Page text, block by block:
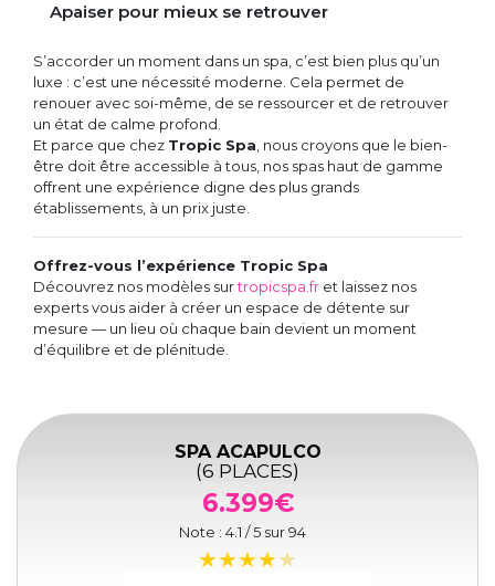
Apaiser pour mieux se retrouver
S’accorder un moment dans un spa, c’est bien plus qu’un
luxe : c’est une nécessité moderne. Cela permet de
renouer avec soi-même, de se ressourcer et de retrouver
un état de calme profond.
Et parce que chez Tropic Spa , nous croyons que le bien-
être doit être accessible à tous, nos spas haut de gamme
offrent une expérience digne des plus grands
établissements, à un prix juste.
Offrez-vous l’expérience Tropic Spa
Découvrez nos modèles surtropicspa.fr et laissez nos
experts vous aider à créer un espace de détente sur
mesure — un lieu où chaque bain devient un moment
d’équilibre et de plénitude.
SPA ACAPULCO
(6 PLACES)
6.399€
Note : 4.1 / 5 sur94